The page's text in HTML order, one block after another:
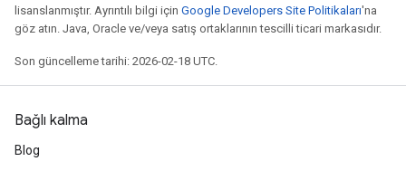
lisanslanmıştır. Ayrıntılı bilgi için Google Developers Site Politikaları'na
göz atın. Java, Oracle ve/veya satış ortaklarının tescilli ticari markasıdır.
Son güncelleme tarihi: 2026-02-18 UTC.
Bağlı kalma
Blog